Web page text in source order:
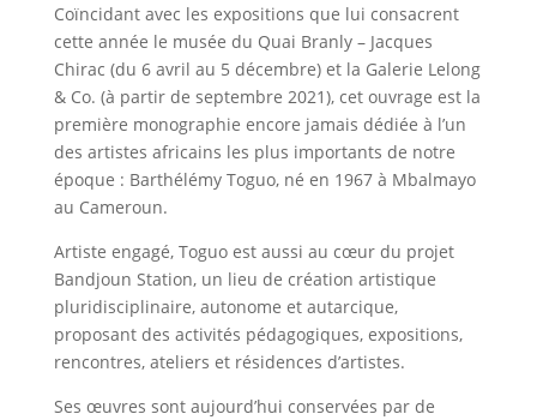
Coïncidant avec les expositions que lui consacrent
cette année le musée du Quai Branly – Jacques
Chirac (du 6 avril au 5 décembre) et la Galerie Lelong
& Co. (à partir de septembre 2021), cet ouvrage est la
première monographie encore jamais dédiée à l’un
des artistes africains les plus importants de notre
époque : Barthélémy Toguo, né en 1967 à Mbalmayo
au Cameroun.
Artiste engagé, Toguo est aussi au cœur du projet
Bandjoun Station, un lieu de création artistique
pluridisciplinaire, autonome et autarcique,
proposant des activités pédagogiques, expositions,
rencontres, ateliers et résidences d’artistes.
Ses œuvres sont aujourd’hui conservées par de